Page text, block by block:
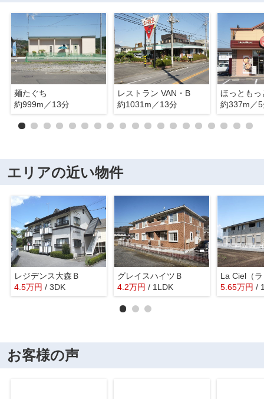
麺たぐち
約999m／13分
レストラン VAN・B
約1031m／13分
約337m／
エリアの近い物件
レジデンス大森Ｂ
4.5万円 / 3DK
グレイスハイツＢ
4.2万円 / 1LDK
La Ciel（
5.65万円 /
お客様の声